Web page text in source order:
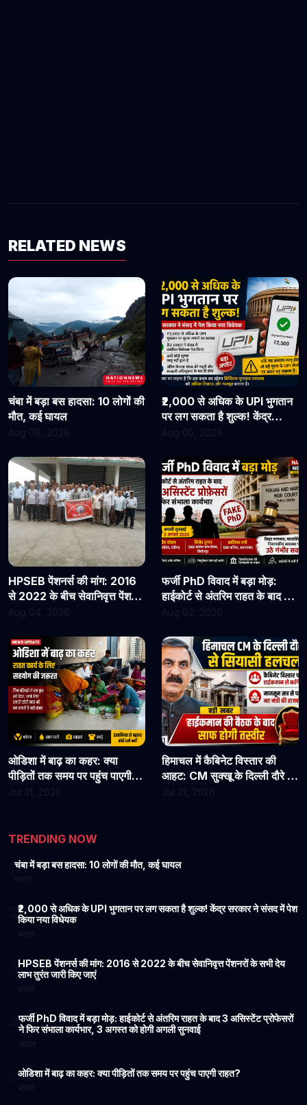
RELATED NEWS
चंबा में बड़ा बस हादसा: 10 लोगों की
मौत, कई घायल
Aug 08, 2026
₹2,000 से अधिक के UPI भुगतान
पर लग सकता है शुल्क! केंद्र
सरकार ने संसद में पेश किया नया
Aug 05, 2026
HPSEB पेंशनर्स की मांग: 2016
से 2022 के बीच सेवानिवृत्त पेंशनरों
के सभी देय लाभ तुरंत जारी किए
Aug 04, 2026
फर्जी PhD विवाद में बड़ा मोड़:
हाईकोर्ट से अंतरिम राहत के बाद 3
असिस्टेंट प्रोफेसरों ने फिर संभाला
सुनवाई
Aug 02, 2026
ओडिशा में बाढ़ का कहर: क्या
पीड़ितों तक समय पर पहुंच पाएगी
हिमाचल में कैबिनेट विस्तार की
आहट: CM सुक्खू के दिल्ली दौरे से
TRENDING NOW
1चंबा में बड़ा बस हादसा: 10 लोगों की मौत, कई घायल
₹2,000 से अधिक के UPI भुगतान पर लग सकता है शुल्क! केंद्र सरकार ने संसद में पेश
किया नया विधेयक
HPSEB पेंशनर्स की मांग: 2016 से 2022 के बीच सेवानिवृत्त पेंशनरों के सभी देय
लाभ तुरंत जारी किए जाएं
4फर्जी PhD विवाद में बड़ा मोड़: हाईकोर्ट से अंतरिम राहत के बाद 3 असिस्टेंट प्रोफेसरों
ने फिर संभाला कार्यभार, 3 अगस्त को होगी अगली सुनवाई
ओडिशा में बाढ़ का कहर: क्या पीड़ितों तक समय पर पहुंच पाएगी राहत?